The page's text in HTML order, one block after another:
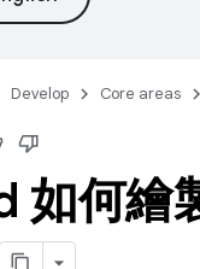
Develop Core areas
如何繪